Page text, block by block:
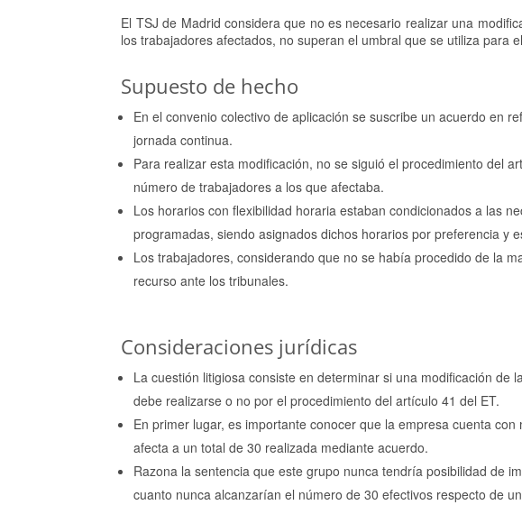
El TSJ de Madrid considera que no es necesario realizar una
los trabajadores afectados, no superan el umbral que se utiliza para
Supuesto de hecho
En el convenio colectivo de aplicación se suscribe un acuerdo en
jornada continua.
Para realizar esta modificación, no se siguió el procedimiento del
número de trabajadores a los que afectaba.
Los horarios con flexibilidad horaria estaban condicionados a las
programadas, siendo asignados dichos horarios por preferencia y
Los trabajadores, considerando que no se había procedido de la
recurso ante los tribunales.
Consideraciones jurídicas
La cuestión litigiosa consiste en determinar si una modificación
debe realizarse o no por el procedimiento del artículo 41 del ET.
En primer lugar, es importante conocer que la empresa cuenta
afecta a un total de 30 realizada mediante acuerdo.
Razona la sentencia que este grupo nunca tendría posibilidad de
cuanto nunca alcanzarían el número de 30 efectivos respecto de